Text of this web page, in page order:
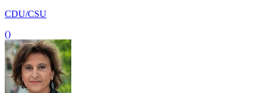
CDU/CSU
()